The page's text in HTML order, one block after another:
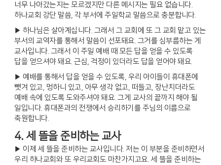
너무 나아갔는지는 모르겠지만 다른 메시지는 필요 없습니다.
하나교회 강단 말씀, 각 부서에 주일학교 말씀으로 충분합니다.
▶ 하나님은 살아계십니다. 그래서 그 교회에 또 그 교회 맡고 있는
부서의 교역자를 통해서 말씀이 선포돼요. 그거를 심부름하는 게
교사입니다. 그래서 이 주일 예배 때 모든 답을 얻을 수 있도록
답을 얻으셔야 돼요. 근심, 걱정이 있더라도 답을 얻어야 돼요.
▶ 예배를 통해서 답을 얻을 수 있도록, 우리 아이들이 휴대폰에
뺏겨 있고, 멍하니 있고, 아무 생각 없고, 떠들고, 장난치더라도
예배 속에 있도록 도와주셔야 돼요. 그게 교사의 끝까지 해야 될
일입니다. 휴대폰과의 전쟁에서 승리하기를 주님의 이름으로
축원합니다.
4. 세 뜰을 준비하는 교사
▶ 이제 세 뜰을 준비하는 교사입니다. 저는 이 부분을 준비하면서
우리 하나교회와 또 우리교회도 마찬가지고요. 세 뜰을 준비하는